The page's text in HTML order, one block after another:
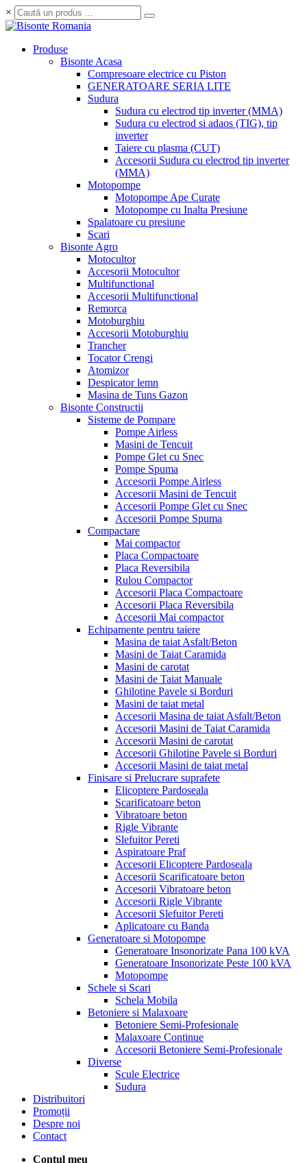
×
Produse
Bisonte Acasa
Compresoare electrice cu Piston
GENERATOARE SERIA LITE
Sudura
Sudura cu electrod tip inverter (MMA)
Sudura cu electrod si adaos (TIG), tip
inverter
Taiere cu plasma (CUT)
Accesorii Sudura cu electrod tip inverter
(MMA)
Motopompe
Motopompe Ape Curate
Motopompe cu Inalta Presiune
Spalatoare cu presiune
Scari
Bisonte Agro
Motocultor
Accesorii Motocultor
Multifunctional
Accesorii Multifunctional
Remorca
Motoburghiu
Accesorii Motoburghiu
Trancher
Tocator Crengi
Atomizor
Despicator lemn
Masina de Tuns Gazon
Bisonte Constructii
Sisteme de Pompare
Pompe Airless
Masini de Tencuit
Pompe Glet cu Snec
Pompe Spuma
Accesorii Pompe Airless
Accesorii Masini de Tencuit
Accesorii Pompe Glet cu Snec
Accesorii Pompe Spuma
Compactare
Mai compactor
Placa Compactoare
Placa Reversibila
Rulou Compactor
Accesorii Placa Compactoare
Accesorii Placa Reversibila
Accesorii Mai compactor
Echipamente pentru taiere
Masina de taiat Asfalt/Beton
Masini de Taiat Caramida
Masini de carotat
Masini de Taiat Manuale
Ghilotine Pavele si Borduri
Masini de taiat metal
Accesorii Masina de taiat Asfalt/Beton
Accesorii Masini de Taiat Caramida
Accesorii Masini de carotat
Accesorii Ghilotine Pavele si Borduri
Accesorii Masini de taiat metal
Finisare si Prelucrare suprafete
Elicoptere Pardoseala
Scarificatoare beton
Vibratoare beton
Rigle Vibrante
Slefuitor Pereti
Aspiratoare Praf
Accesorii Elicoptere Pardoseala
Accesorii Scarificatoare beton
Accesorii Vibratoare beton
Accesorii Rigle Vibrante
Accesorii Slefuitor Pereti
Aplicatoare cu Banda
Generatoare si Motopompe
Generatoare Insonorizate Pana 100 kVA
Generatoare Insonorizate Peste 100 kVA
Motopompe
Schele si Scari
Schela Mobila
Betoniere si Malaxoare
Betoniere Semi-Profesionale
Malaxoare Continue
Accesorii Betoniere Semi-Profesionale
Diverse
Scule Electrice
Sudura
Distribuitori
Promoții
Despre noi
Contact
Contul meu